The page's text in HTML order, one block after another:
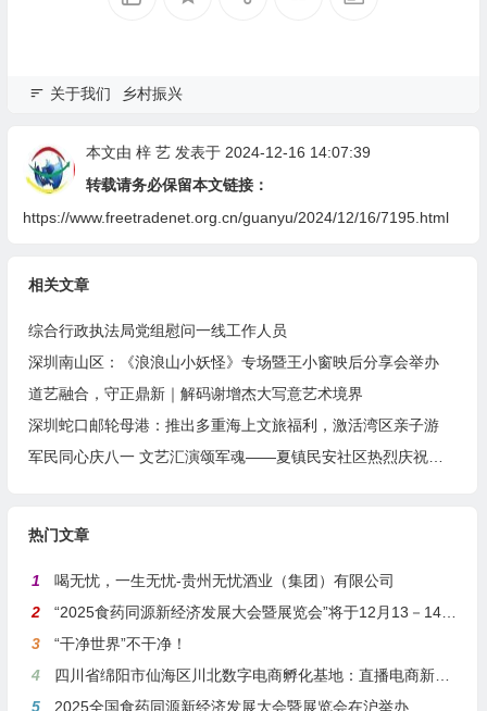
关于我们 乡村振兴
本文由 梓 艺发表于 2024-12-16 14:07:39
转载请务必保留本文链接：
https://www.freetradenet.org.cn/guanyu/2024/12/16/7195.html
相关文章
综合行政执法局党组慰问一线工作人员
深圳南山区：《浪浪山小妖怪》专场暨王小窗映后分享会举办
道艺融合，守正鼎新｜解码谢增杰大写意艺术境界
深圳蛇口邮轮母港：推出多重海上文旅福利，激活湾区亲子游
军民同心庆八一 文艺汇演颂军魂——夏镇民安社区热烈庆祝建军99周年
热门文章
1
喝无忧，一生无忧-贵州无忧酒业（集团）有限公司
2
“2025食药同源新经济发展大会暨展览会”将于12月13－14日在沪举行
3
“干净世界”不干净！
4
四川省绵阳市仙海区川北数字电商孵化基地：直播电商新引擎，预计年产值达5亿
5
2025全国食药同源新经济发展大会暨展览会在沪举办